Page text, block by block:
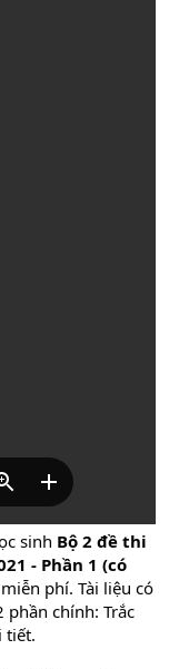
sinh Bộ 2 đề thi
- Phần 1 (có
phí. Tài liệu có
chính: Trắc
tiết.